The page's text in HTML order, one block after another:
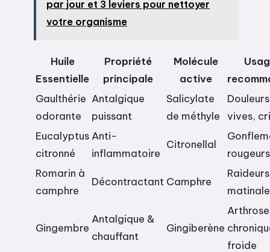
par jour et 3 leviers pour nettoyer
votre organisme
Huile
Essentielle
Propriété
principale
Molécule
active
Gaulthérie
odorante
Antalgique
puissant
Salicylate
de méthyle
Douleurs
vives,
Eucalyptus
citronné
Anti-
inflammatoire
Citronellal
rougeurs
Romarin à
camphre
Décontractant Camphre
Raideurs
Gingembre
Antalgique &
chauffant
Gingiberène
Arthrose
froide